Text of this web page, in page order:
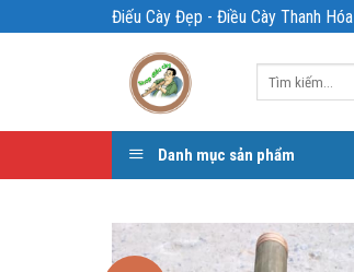
qua
Điếu Cày Đẹp - Điều Cày Thanh Hóa
Danh mục sản phẩm